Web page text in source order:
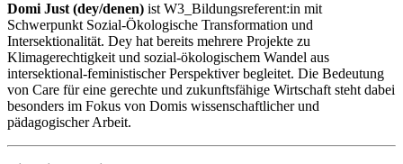
Domi Just (dey/denen) ist W3_Bildungsreferent:in mit
Schwerpunkt Sozial-Ökologische Transformation und
Intersektionalität. Dey hat bereits mehrere Projekte zu
Klimagerechtigkeit und sozial-ökologischem Wandel aus
intersektional-feministischer Perspektiver begleitet. Die Bedeutung
von Care für eine gerechte und zukunftsfähige Wirtschaft steht dabei
besonders im Fokus von Domis wissenschaftlicher und
pädagogischer Arbeit.